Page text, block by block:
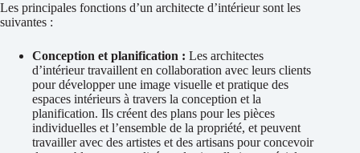
Les principales fonctions d’un architecte d’intérieur sont les
suivantes :
Conception et planification : Les architectes
d’intérieur travaillent en collaboration avec leurs clients
pour développer une image visuelle et pratique des
espaces intérieurs à travers la conception et la
planification. Ils créent des plans pour les pièces
individuelles et l’ensemble de la propriété, et peuvent
travailler avec des artistes et des artisans pour concevoir